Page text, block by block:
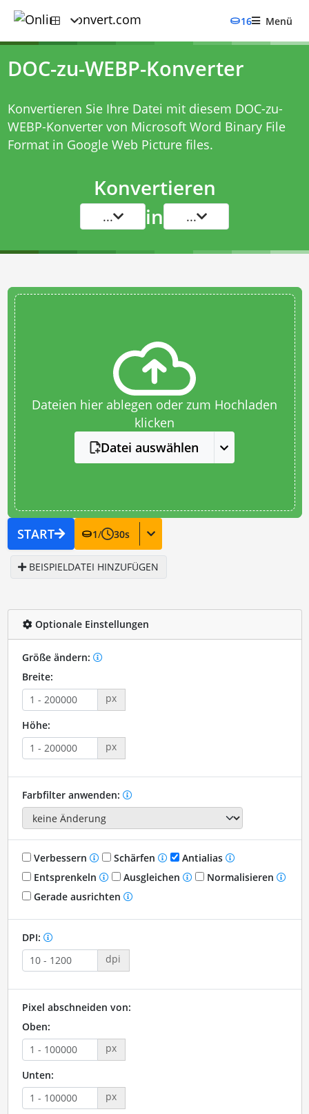
16 Menü
DOC-zu-WEBP-Konverter
Konvertieren Sie Ihre Datei mit diesem DOC-zu-
WEBP-Konvertervon Microsoft Word Binary File
Format in Google Web Picture files.
Konvertieren
... in ...
Dateien hier ablegen oder zum Hochladen
klicken
Datei auswählen
START 1/ 30s
BEISPIELDATEI HINZUFÜGEN
Optionale Einstellungen
Größe ändern:
Breite:
px
Höhe:
px
Farbfilter anwenden:
Verbessern Schärfen
Antialias
Entsprenkeln
Ausgleichen
Normalisieren
Gerade ausrichten
DPI:
dpi
Pixel abschneiden von:
Oben:
px
Unten:
px